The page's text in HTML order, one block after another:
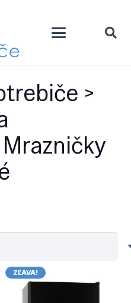
>
ZĽAVA!